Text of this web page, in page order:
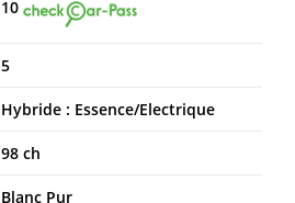
10
5
Hybride : Essence/Electrique
98 ch
Blanc Pur